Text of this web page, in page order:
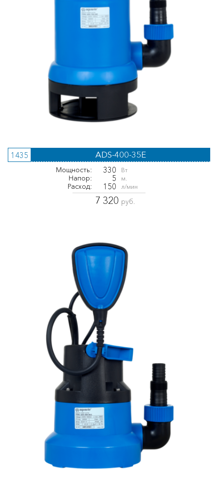
1435 ADS-400-35E
Мощность: 330 Вт
Напор: 5 м.
Расход: 150 л/мин
7 320 руб.